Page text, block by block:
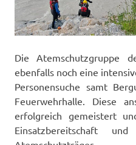
Die Atemschutzgruppe
ebenfalls noch eine
Personensuche samt
Feuerwehrhalle. Diese
erfolgreich gemeistert
Einsatzbereitschaft